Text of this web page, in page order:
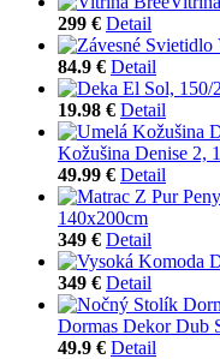
299 € Detail
84.9 € Detail
19.98 € Detail
Kožušina Denise 2,
49.99 € Detail
140x200cm
349 € Detail
349 € Detail
Dormas Dekor Dub
49.9 € Detail